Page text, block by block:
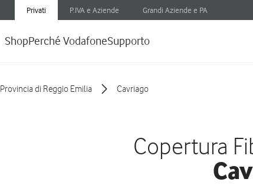
Privati P.IVA e Aziende Grandi Aziende e PA
ShopPerché VodafoneSupporto
Provincia di Reggio Emilia Cavriago
Copertura